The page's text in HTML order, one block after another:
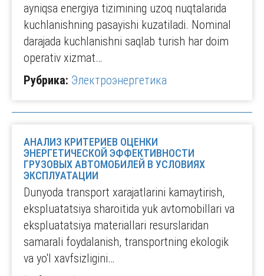
ayniqsa energiya tizimining uzoq nuqtalarida
kuchlanishning pasayishi kuzatiladi. Nominal
darajada kuchlanishni saqlab turish har doim
operativ xizmat…
Рубрика: Электроэнергетика
АНАЛИЗ КРИТЕРИЕВ ОЦЕНКИ
ЭНЕРГЕТИЧЕСКОЙ ЭФФЕКТИВНОСТИ
ГРУЗОВЫХ АВТОМОБИЛЕЙ В УСЛОВИЯХ
ЭКСПЛУАТАЦИИ
Dunyoda transport xarajatlarini kamaytirish,
ekspluatatsiya sharoitida yuk avtomobillari va
ekspluatatsiya materiallari resurslaridan
samarali foydalanish, transportning ekologik
va yo'l xavfsizligini…